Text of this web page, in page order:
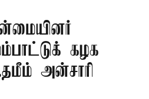
கழக
அன்சாரி